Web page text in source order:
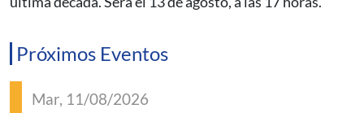
Próximos Eventos
Mar, 11/08/2026